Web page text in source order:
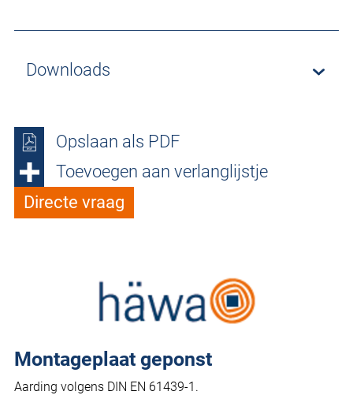
Downloads
Opslaan als PDF
Toevoegen aan verlanglijstje
Directe vraag
Montageplaat geponst
Aarding volgens DIN EN 61439-1.